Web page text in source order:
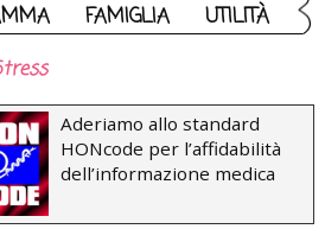
FAMIGLIA UTILITÀ
Aderiamo allo standard
HONcode per l’affidabilità
dell’informazione medica